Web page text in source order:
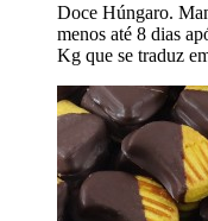
Doce Húngaro.
menos até 8 dias
Kg que se traduz